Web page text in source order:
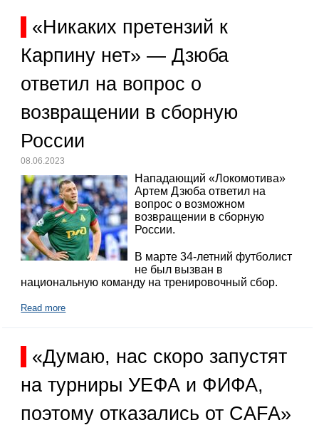
«Никаких претензий к
Карпину нет» — Дзюба
ответил на вопрос о
возвращении в сборную
России
08.06.2023
Нападающий «Локомотива»
Артем Дзюба ответил на
вопрос о возможном
возвращении в сборную
России.
В марте 34-летний футболист
не был вызван в
национальную команду на тренировочный сбор.
Read more
«Думаю, нас скоро запустят
на турниры УЕФА и ФИФА,
поэтому отказались от CAFA»